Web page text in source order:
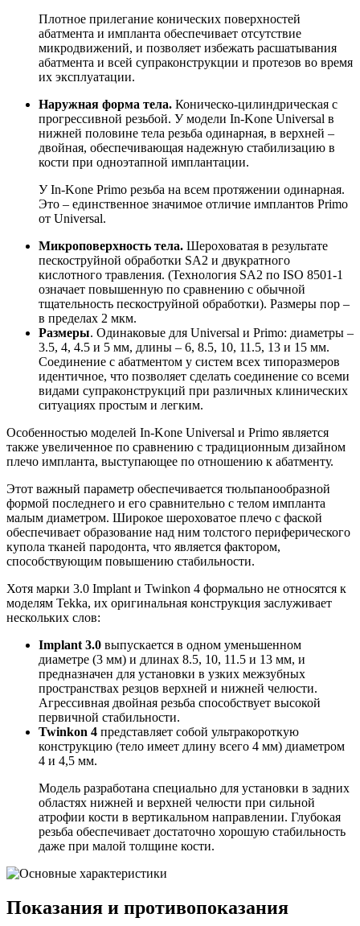
Плотное прилегание конических поверхностей
абатмента и импланта обеспечивает отсутствие
микродвижений, и позволяет избежать расшатывания
абатмента и всей супраконструкции и протезов во время
их эксплуатации.
Наружная форма тела. Коническо-цилиндрическая с
прогрессивной резьбой. У модели In-Kone Universal в
нижней половине тела резьба одинарная, в верхней –
двойная, обеспечивающая надежную стабилизацию в
кости при одноэтапной имплантации.
У In-Kone Primo резьба на всем протяжении одинарная.
Это – единственное значимое отличие имплантов Primo
от Universal.
Микроповерхность тела. Шероховатая в результате
пескоструйной обработки SA2 и двукратного
кислотного травления. (Технология SA2 по ISO 8501-1
означает повышенную по сравнению с обычной
тщательность пескоструйной обработки). Размеры пор –
в пределах 2 мкм.
Размеры. Одинаковые для Universal и Primo: диаметры –
3.5, 4, 4.5 и 5 мм, длины – 6, 8.5, 10, 11.5, 13 и 15 мм.
Соединение с абатментом у систем всех типоразмеров
идентичное, что позволяет сделать соединение со всеми
видами супраконструкций при различных клинических
ситуациях простым и легким.
Особенностью моделей In-Kone Universal и Primo является
также увеличенное по сравнению с традиционным дизайном
плечо импланта, выступающее по отношению к абатменту.
Этот важный параметр обеспечивается тюльпанообразной
формой последнего и его сравнительно с телом импланта
малым диаметром. Широкое шероховатое плечо с фаской
обеспечивает образование над ним толстого периферического
купола тканей пародонта, что является фактором,
способствующим повышению стабильности.
Хотя марки 3.0 Implant и Twinkon 4 формально не относятся к
моделям Tekka, их оригинальная конструкция заслуживает
нескольких слов:
Implant 3.0 выпускается в одном уменьшенном
диаметре (3 мм) и длинах 8.5, 10, 11.5 и 13 мм, и
предназначен для установки в узких межзубных
пространствах резцов верхней и нижней челюсти.
Агрессивная двойная резьба способствует высокой
первичной стабильности.
Twinkon 4 представляет собой ультракороткую
конструкцию (тело имеет длину всего 4 мм) диаметром
4 и 4,5 мм.
Модель разработана специально для установки в задних
областях нижней и верхней челюсти при сильной
атрофии кости в вертикальном направлении. Глубокая
резьба обеспечивает достаточно хорошую стабильность
даже при малой толщине кости.
Показания и противопоказания